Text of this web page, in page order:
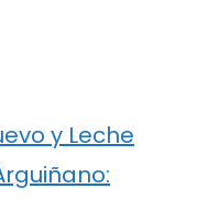
y Leche